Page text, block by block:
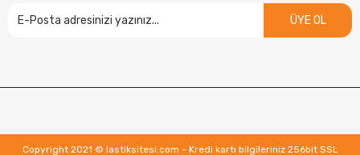
ÜYE OL
Copyright 2021 © lastiksitesi.com - Kredi kartı bilgileriniz 256bit SSL